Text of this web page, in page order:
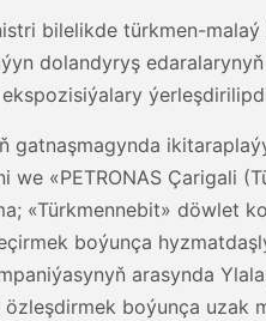
bilelikde türkmen-
dolandyryş
gatnaşmagynda
«PETRONAS Çarigali
«Türkmennebit» döwlet
boýunça
arasynda
boýunça uzak